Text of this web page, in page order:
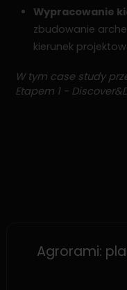
Wypracowanie
zbudowanie
kierunek
W tym case study
Etapem 1 -
Agrorami: